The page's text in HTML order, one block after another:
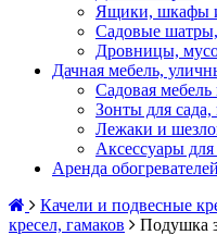
Ящики, шкафы
Садовые
Дровницы,
Дачная мебель,
Садовая
Зонты для
Лежаки и
Аксессуары
Аренда обогревателей
Качели и подвесные
кресел, гамаков
Подушка